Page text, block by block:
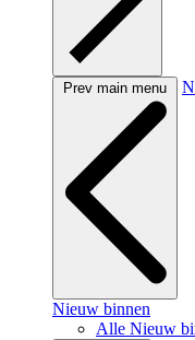
Prev main menu
Nieuw binnen
Alle Nieuw